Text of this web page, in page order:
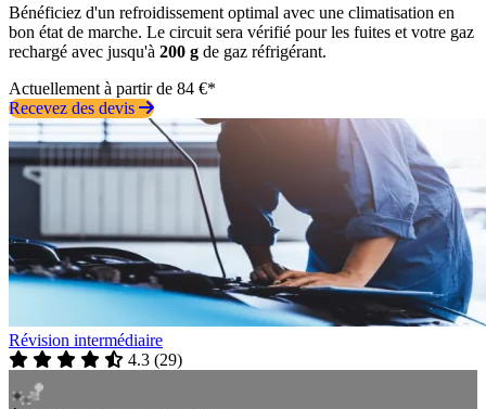
Bénéficiez d'un refroidissement optimal avec une climatisation en
bon état de marche. Le circuit sera vérifié pour les fuites et votre gaz
rechargé avec jusqu'à 200 g de gaz réfrigérant.
Actuellement à partir de 84 €*
Recevez des devis
Révision intermédiaire
4.3 (29)